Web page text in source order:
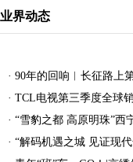
业界动态
· 90年的回响︱长征路上
· TCL电视第三季度全球
· “雪豹之都 高原明珠”西
· “解码机遇之城 见证现